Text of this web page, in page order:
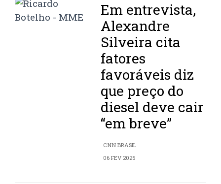
Em entrevista,
Alexandre
Silveira cita
fatores
favoráveis diz
que preço do
diesel deve cair
“em breve”
CNN BRASIL
06 FEV 2025